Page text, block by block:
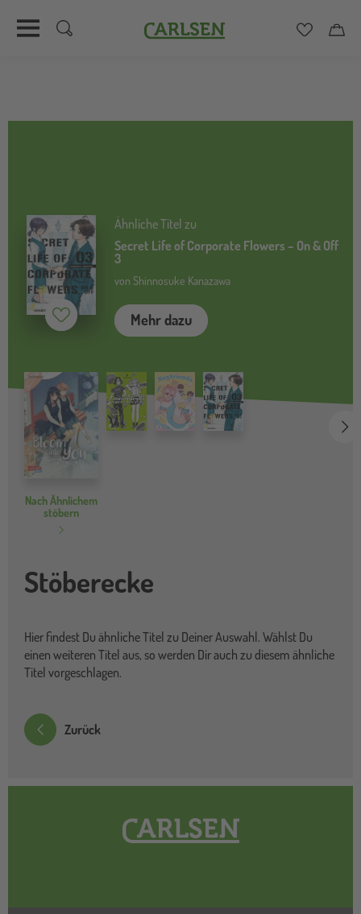
Carlsen
Ähnliche Titel zu
Secret Life of Corporate Flowers – On & Off
3
von Shinnosuke Kanazawa
Mehr dazu
Merken ( inaktiv)
Nach Ähnlichem
stöbern
Stöberecke
Hier findest Du ähnliche Titel zu Deiner Auswahl. Wählst Du
einen weiteren Titel aus, so werden Dir auch zu diesem ähnliche
Titel vorgeschlagen.
Zurück